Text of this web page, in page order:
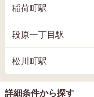
稲荷町駅
段原一丁目駅
松川町駅
詳細条件から探す